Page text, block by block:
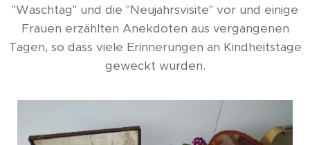
"Waschtag" und die "Neujahrsvisite" vor und einige
Frauen erzählten Anekdoten aus vergangenen
Tagen, so dass viele Erinnerungen an Kindheitstage
geweckt wurden.